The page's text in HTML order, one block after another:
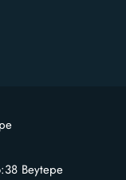
Beytepe